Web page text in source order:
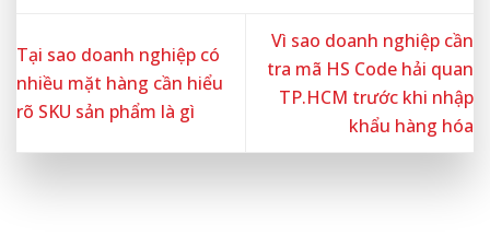
Tại sao doanh nghiệp có
nhiều mặt hàng cần hiểu
rõ SKU sản phẩm là gì
Vì sao doanh nghiệp cần
tra mã HS Code hải quan
TP.HCM trước khi nhập
khẩu hàng hóa